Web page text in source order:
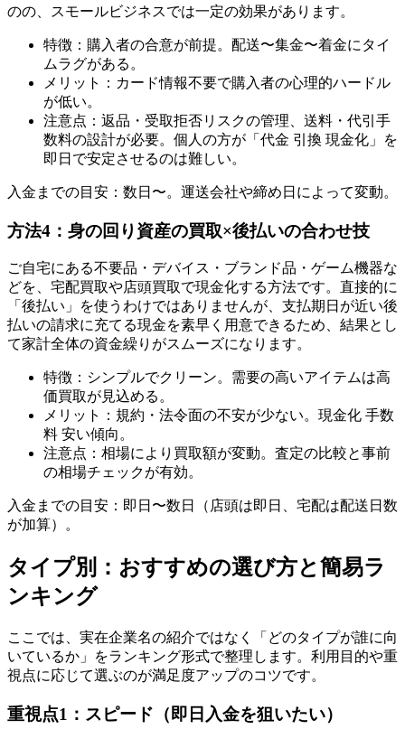
のの、スモールビジネスでは一定の効果があります。
特徴：購入者の合意が前提。配送〜集金〜着金にタイ
ムラグがある。
メリット：カード情報不要で購入者の心理的ハードル
が低い。
注意点：返品・受取拒否リスクの管理、送料・代引手
数料の設計が必要。個人の方が「代金 引換 現金化」を
即日で安定させるのは難しい。
入金までの目安：数日〜。運送会社や締め日によって変動。
方法4：身の回り資産の買取×後払いの合わせ技
ご自宅にある不要品・デバイス・ブランド品・ゲーム機器な
どを、宅配買取や店頭買取で現金化する方法です。直接的に
「後払い」を使うわけではありませんが、支払期日が近い後
払いの請求に充てる現金を素早く用意できるため、結果とし
て家計全体の資金繰りがスムーズになります。
特徴：シンプルでクリーン。需要の高いアイテムは高
価買取が見込める。
メリット：規約・法令面の不安が少ない。現金化 手数
料 安い傾向。
注意点：相場により買取額が変動。査定の比較と事前
の相場チェックが有効。
入金までの目安：即日〜数日（店頭は即日、宅配は配送日数
が加算）。
タイプ別：おすすめの選び方と簡易ラ
ンキング
ここでは、実在企業名の紹介ではなく「どのタイプが誰に向
いているか」をランキング形式で整理します。利用目的や重
視点に応じて選ぶのが満足度アップのコツです。
重視点1：スピード（即日入金を狙いたい）